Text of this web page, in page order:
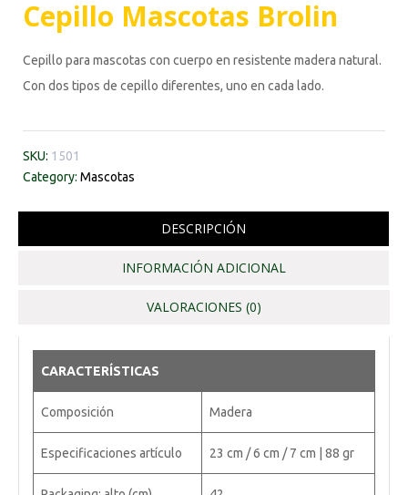
Cepillo Mascotas Brolin
Cepillo para mascotas con cuerpo en resistente madera natural.
Con dos tipos de cepillo diferentes, uno en cada lado.
SKU: 1501
Category: Mascotas
DESCRIPCIÓN
INFORMACIÓN ADICIONAL
VALORACIONES (0)
CARACTERÍSTICAS
Composición Madera
Especificaciones artículo 23 cm / 6 cm / 7 cm | 88 gr